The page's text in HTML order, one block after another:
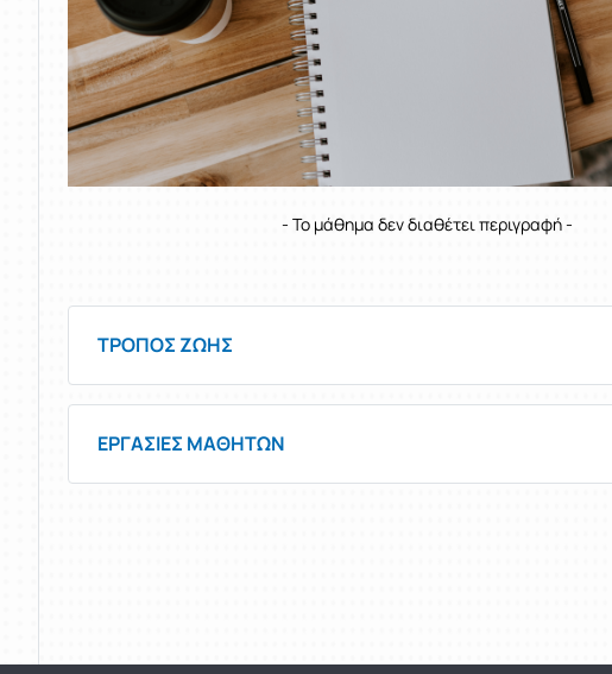
- Το μάθημα δεν διαθέτει περιγραφή -
ΤΡΟΠΟΣ ΖΩΗΣ
ΕΡΓΑΣΙΕΣ ΜΑΘΗΤΩΝ